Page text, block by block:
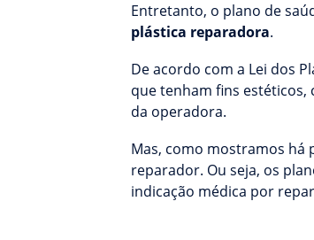
Entretanto, o plano de
plástica reparadora.
De acordo com a Lei dos
que tenham fins
da operadora.
Mas, como mostramos
reparador. Ou seja, os
indicação médica por